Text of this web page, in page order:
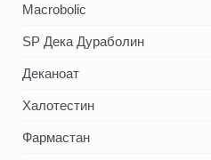
Macrobolic
SP Дека Дураболин
Деканоат
Халотестин
Фармастан